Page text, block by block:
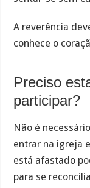
A reverência
conhece o
Preciso
participar?
Não é
entrar na igreja
está afastado
para se